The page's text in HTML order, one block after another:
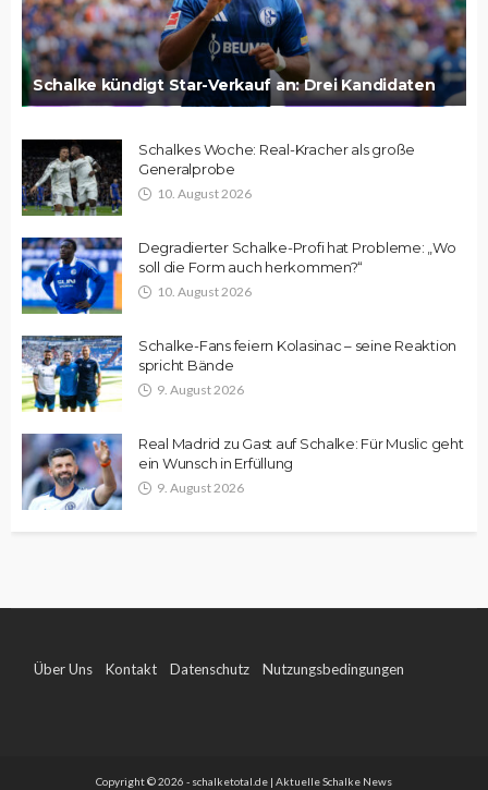
Schalke kündigt Star-Verkauf an: Drei Kandidaten
Schalkes Woche: Real-Kracher als große
Generalprobe
10. August 2026
Degradierter Schalke-Profi hat Probleme: „Wo
soll die Form auch herkommen?“
10. August 2026
Schalke-Fans feiern Kolasinac – seine Reaktion
spricht Bände
9. August 2026
Real Madrid zu Gast auf Schalke: Für Muslic geht
ein Wunsch in Erfüllung
9. August 2026
Über Uns Kontakt Datenschutz Nutzungsbedingungen
Copyright © 2026 - schalketotal.de | Aktuelle Schalke News